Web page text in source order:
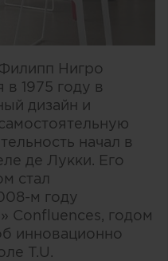
Нигро
1975 году в
дизайн и
начал в
де Лукки. Его
стал
м году
Confluences, годом
инновационно
T.U.